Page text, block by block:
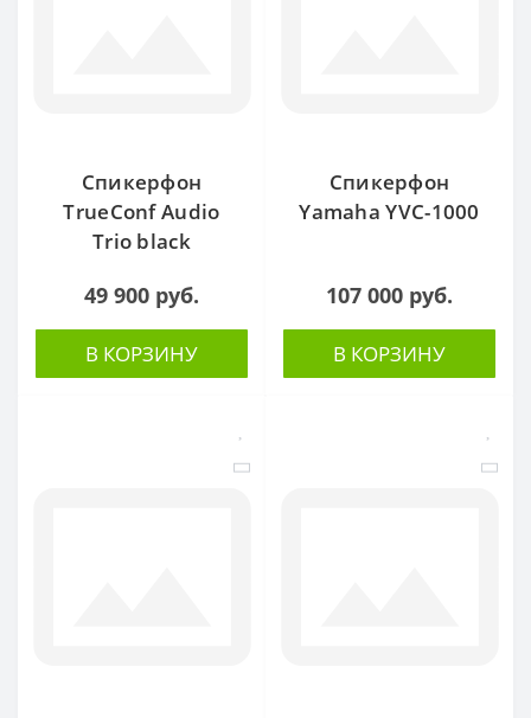
Спикерфон
TrueConf Audio
Trio black
49 900 руб.
В КОРЗИНУ
Спикерфон
Yamaha YVC-1000
107 000 руб.
В КОРЗИНУ